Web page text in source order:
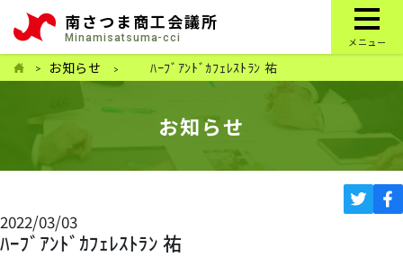
南さつま商工会議所
Minamisatsuma-cci メニュー
お知らせ ﾊｰﾌﾞｱﾝﾄﾞｶﾌｪﾚｽﾄﾗﾝ 祐
お知らせ
2022/03/03
ﾊｰﾌﾞｱﾝﾄﾞｶﾌｪﾚｽﾄﾗﾝ 祐